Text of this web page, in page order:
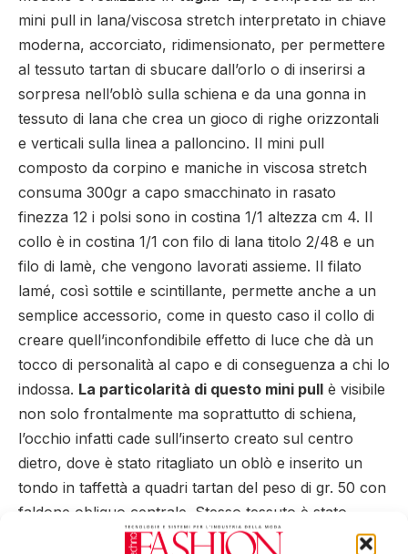
mini pull in lana/viscosa stretch interpretato in chiave
moderna, accorciato, ridimensionato, per permettere
al tessuto tartan di sbucare dall’orlo o di inserirsi a
sorpresa nell’oblò sulla schiena e da una gonna in
tessuto di lana che crea un gioco di righe orizzontali
e verticali sulla linea a palloncino. Il mini pull
composto da corpino e maniche in viscosa stretch
consuma 300gr a capo smacchinato in rasato
finezza 12 i polsi sono in costina 1/1 altezza cm 4. Il
collo è in costina 1/1 con filo di lana titolo 2/48 e un
filo di lamè, che vengono lavorati assieme. Il filato
lamé, così sottile e scintillante, permette anche a un
semplice accessorio, come in questo caso il collo di
creare quell’inconfondibile effetto di luce che dà un
tocco di personalità al capo e di conseguenza a chi lo
indossa. La particolarità di questo mini pull è visibile
non solo frontalmente ma soprattutto di schiena,
l’occhio infatti cade sull’inserto creato sul centro
dietro, dove è stato ritagliato un oblò e inserito un
tondo in taffettà a quadri tartan del peso di gr. 50 con
faldone obliquo centrale. Stesso tessuto è stato
inserito nel fondo corpi dove è stata posizionata una